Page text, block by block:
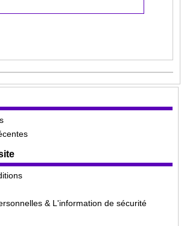
& L'information de sécurité